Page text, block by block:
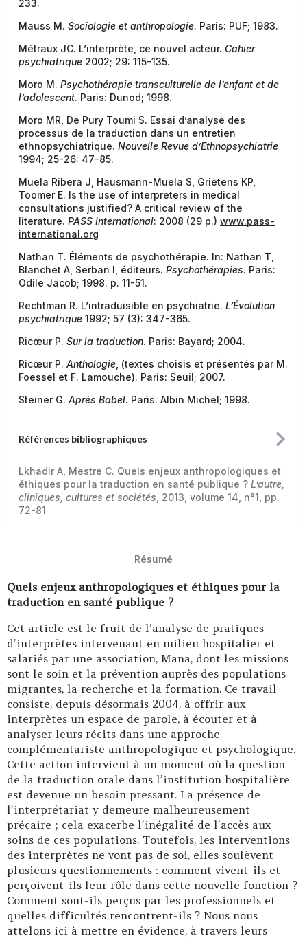
233.
Mauss M. Sociologie et anthropologie. Paris: PUF; 1983.
Métraux JC. L’interprète, ce nouvel acteur. Cahier
psychiatrique 2002; 29: 115-135.
Moro M. Psychothérapie transculturelle de l’enfant et de
l’adolescent. Paris: Dunod; 1998.
Moro MR, De Pury Toumi S. Essai d’analyse des
processus de la traduction dans un entretien
ethnopsychiatrique. Nouvelle Revue d’Ethnopsychiatrie
1994; 25-26: 47-85.
Muela Ribera J, Hausmann-Muela S, Grietens KP,
Toomer E. Is the use of interpreters in medical
consultations justified? A critical review of the
literature. PASS International: 2008 (29 p.) www.pass-
international.org
Nathan T. Éléments de psychothérapie. In: Nathan T,
Blanchet A, Serban I, éditeurs. Psychothérapies. Paris:
Odile Jacob; 1998. p. 11-51.
Rechtman R. L’intraduisible en psychiatrie. L’Évolution
psychiatrique 1992; 57 (3): 347-365.
Ricœur P. Sur la traduction. Paris: Bayard; 2004.
Ricœur P. Anthologie , (textes choisis et présentés par M.
Foessel et F. Lamouche). Paris: Seuil; 2007.
Steiner G. Après Babel. Paris: Albin Michel; 1998.
Références bibliographiques
Lkhadir A, Mestre C. Quels enjeux anthropologiques et
éthiques pour la traduction en santé publique ? L’autre,
cliniques, cultures et sociétés , 2013, volume 14, n°1, pp.
72-81
Résumé
Quels enjeux anthropologiques et éthiques pour la
traduction en santé publique ?
Cet article est le fruit de l’analyse de pratiques
d’interprètes intervenant en milieu hospitalier et
salariés par une association, Mana, dont les missions
sont le soin et la prévention auprès des populations
migrantes, la recherche et la formation. Ce travail
consiste, depuis désormais 2004, à offrir aux
interprètes un espace de parole, à écouter et à
analyser leurs récits dans une approche
complémentariste anthropologique et psychologique.
Cette action intervient à un moment où la question
de la traduction orale dans l’institution hospitalière
est devenue un besoin pressant. La présence de
l’interprétariat y demeure malheureusement
précaire ; cela exacerbe l’inégalité de l’accès aux
soins de ces populations. Toutefois, les interventions
des interprètes ne vont pas de soi, elles soulèvent
plusieurs questionnements : comment vivent-ils et
perçoivent-ils leur rôle dans cette nouvelle fonction ?
Comment sont-ils perçus par les professionnels et
quelles difficultés rencontrent-ils ? Nous nous
attelons ici à mettre en évidence, à travers leurs